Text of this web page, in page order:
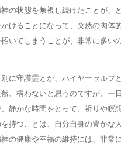
の状態を無視し続けたことが、
けることになって、突然の肉体
いてしまうことが、非常に多い
に守護霊とか、ハイヤーセルフ
、構わないと思うのですが、一
静かな時間をとって、祈りや瞑
持つことは、自分自身の豊かな
の健康や幸福の維持には、非常